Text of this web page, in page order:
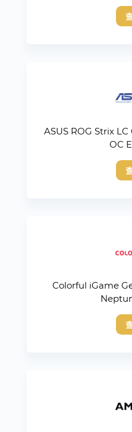
ASUS ROG Strix
OC
Colorful iGame